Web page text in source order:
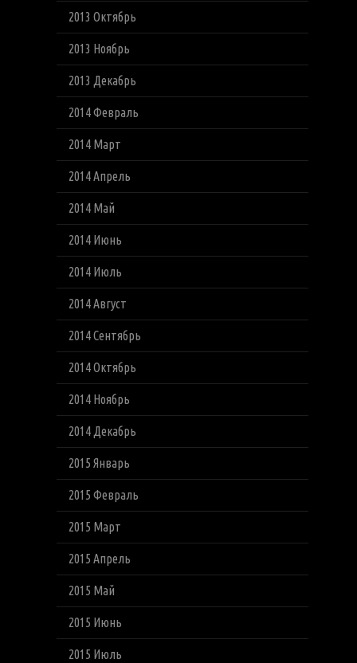
2013 Октябрь
2013 Ноябрь
2013 Декабрь
2014 Февраль
2014 Март
2014 Апрель
2014 Май
2014 Июнь
2014 Июль
2014 Август
2014 Сентябрь
2014 Октябрь
2014 Ноябрь
2014 Декабрь
2015 Январь
2015 Февраль
2015 Март
2015 Апрель
2015 Май
2015 Июнь
2015 Июль